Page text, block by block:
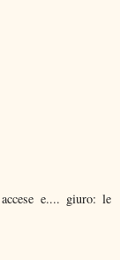
e.... giuro: le